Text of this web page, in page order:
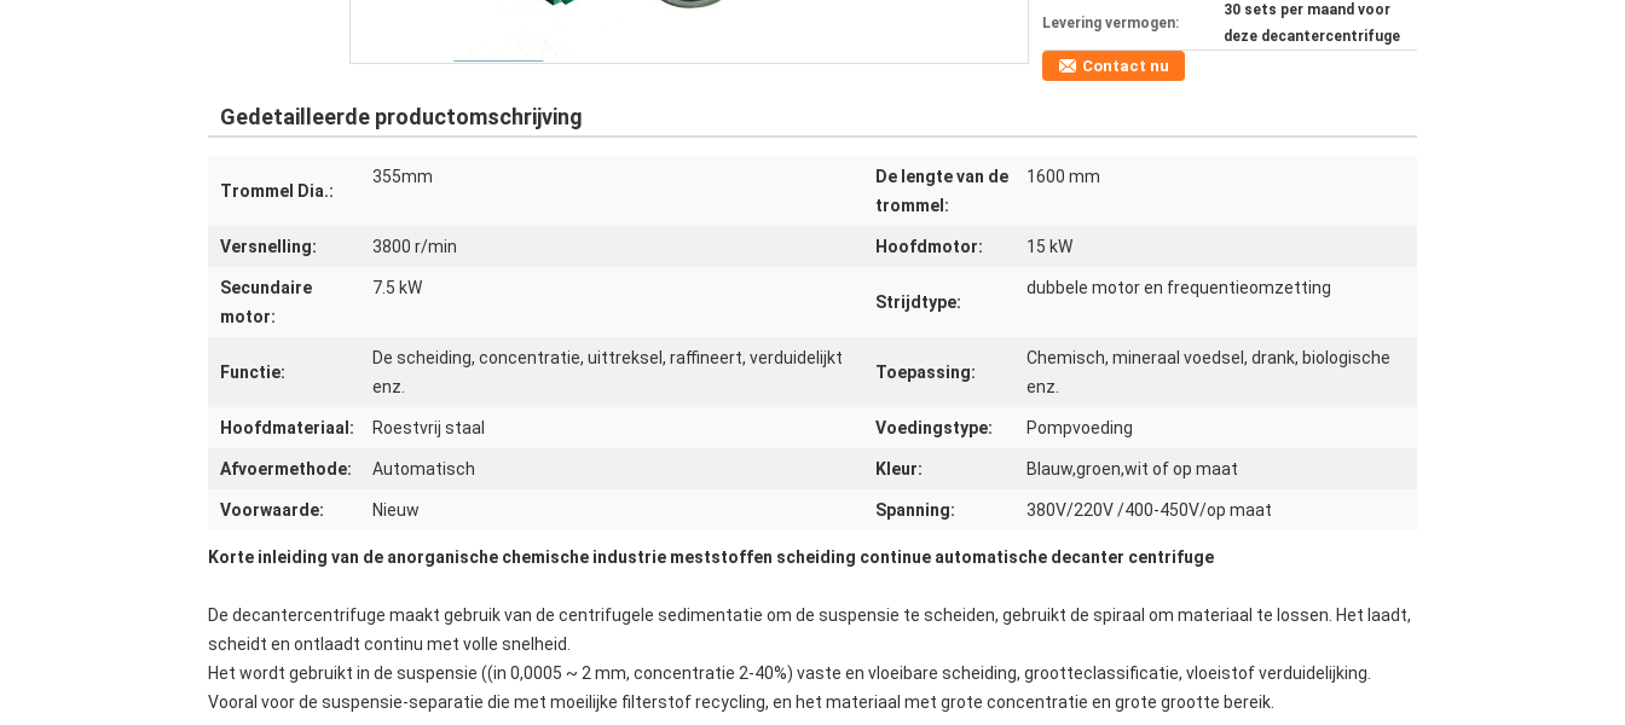
Levering vermogen:
30 sets per maand voor
deze decantercentrifuge
Contact nu
Gedetailleerde productomschrijving
Trommel Dia.:
355mm
De lengte van de
trommel:
1600 mm
Versnelling: 3800 r/min Hoofdmotor: 15 kW
Secundaire
motor:
7.5 kW
Strijdtype:
dubbele motor en frequentieomzetting
Functie:
De scheiding, concentratie, uittreksel, raffineert, verduidelijkt
enz.
Toepassing:
Chemisch, mineraal voedsel, drank, biologische
enz.
Hoofdmateriaal: Roestvrij staal Voedingstype: Pompvoeding
Afvoermethode: Automatisch Kleur: Blauw,groen,wit of op maat
Voorwaarde: Nieuw Spanning: 380V/220V /400-450V/op maat
Korte inleiding van de anorganische chemische industrie meststoffen scheiding continue automatische decanter centrifuge
De decantercentrifuge maakt gebruik van de centrifugele sedimentatie om de suspensie te scheiden, gebruikt de spiraal om materiaal te lossen. Het laadt,
scheidt en ontlaadt continu met volle snelheid.
Het wordt gebruikt in de suspensie ((in 0,0005 ~ 2 mm, concentratie 2-40%) vaste en vloeibare scheiding, grootteclassificatie, vloeistof verduidelijking.
Vooral voor de suspensie-separatie die met moeilijke filterstof recycling, en het materiaal met grote concentratie en grote grootte bereik.